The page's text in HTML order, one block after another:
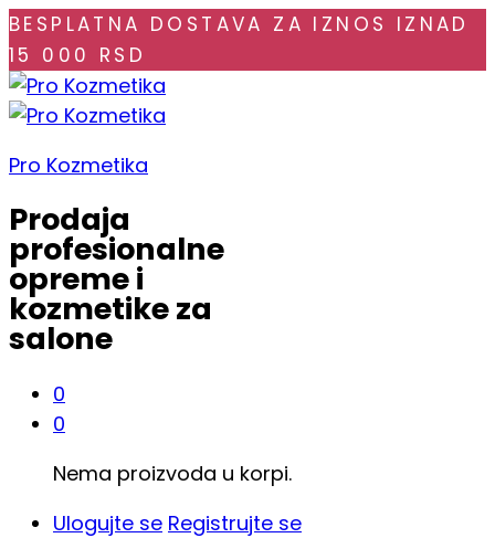
BESPLATNA DOSTAVA ZA IZNOS IZNAD
15 000 RSD
Pro Kozmetika
Prodaja
profesionalne
opreme i
kozmetike za
salone
0
0
Nema proizvoda u korpi.
Ulogujte se Registrujte se